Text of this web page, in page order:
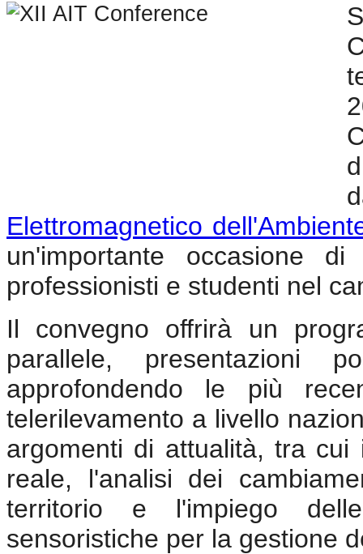
Elettromagnetico
un'importante occasione
professionisti e studenti nel
Il convegno offrirà un
parallele, presentazioni
approfondendo le più
telerilevamento a livello
argomenti di attualità, tra
reale, l'analisi dei
territorio e l'impiego
sensoristiche per la gestione